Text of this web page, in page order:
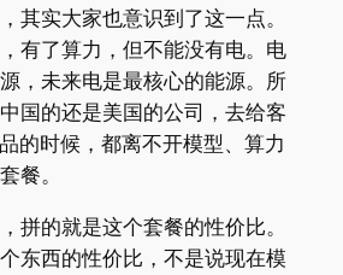
其实大家也意识到了这一点。
有了算力，但不能没有电。电
，未来电是最核心的能源。所
国的还是美国的公司，去给客
的时候，都离不开模型、算力
餐。
拼的就是这个套餐的性价比。
东西的性价比，不是说现在模